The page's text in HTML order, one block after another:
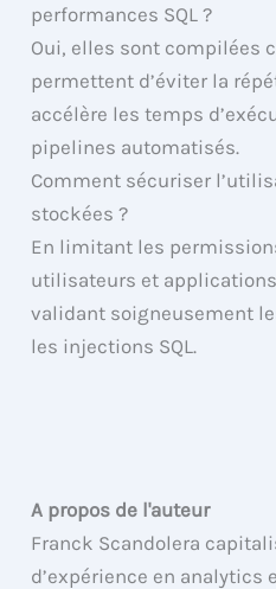
performances SQL ?
Oui, elles sont compilées
permettent d’éviter la
accélère les temps
pipelines automatisés.
Comment sécuriser
stockées ?
En limitant les
utilisateurs et
validant soigneusement
les injections SQL.
A propos de l'auteur
Franck Scandolera
d’expérience en analytics